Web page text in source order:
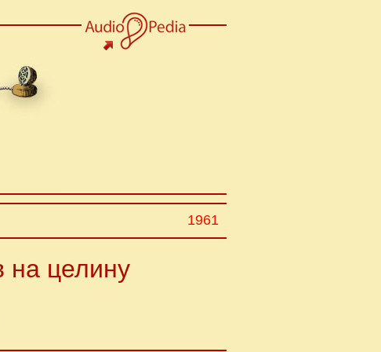
1961
на целину